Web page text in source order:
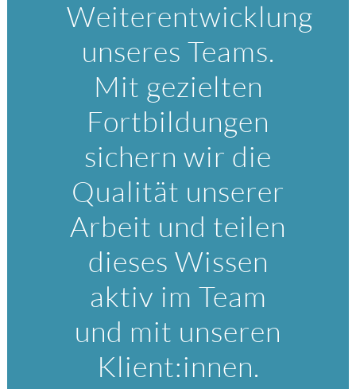
Weiterentwicklung
unseres Teams.
Mit gezielten
Fortbildungen
sichern wir die
Qualität unserer
Arbeit und teilen
dieses Wissen
aktiv im Team
und mit unseren
Klient:innen.